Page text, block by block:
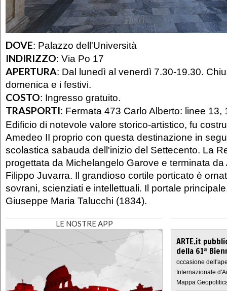
DOVE: Palazzo dell'Università
INDIRIZZO: Via Po 17
APERTURA: Dal lunedì al venerdì 7.30-19.30.
domenica e i festivi.
COSTO: Ingresso gratuito.
TRASPORTI: Fermata 473 Carlo Alberto: linee 13,
Edificio di notevole valore storico-artistico, fu
Amedeo II proprio con questa destinazione in
scolastica sabauda dell'inizio del Settecento. La
progettata da Michelangelo Garove e terminata
Filippo Juvarra. Il grandioso cortile porticato è
sovrani, scienziati e intellettuali. Il portale
Giuseppe Maria Talucchi (1834).
LE NOSTRE APP
ARTE.it
della 61ª
occasione
Internazionale
Mappa